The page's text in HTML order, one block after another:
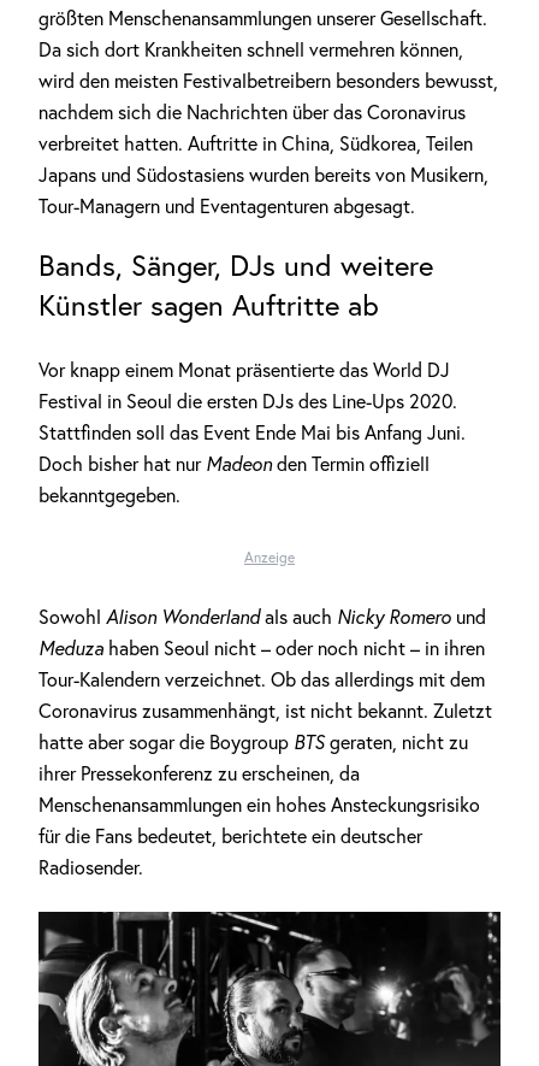
größten Menschenansammlungen unserer Gesellschaft.
Da sich dort Krankheiten schnell vermehren können,
wird den meisten Festivalbetreibern besonders bewusst,
nachdem sich die Nachrichten über das Coronavirus
verbreitet hatten. Auftritte in China, Südkorea, Teilen
Japans und Südostasiens wurden bereits von Musikern,
Tour-Managern und Eventagenturen abgesagt.
Bands, Sänger, DJs und weitere
Künstler sagen Auftritte ab
Vor knapp einem Monat präsentierte das World DJ
Festival in Seoul die ersten DJs des Line-Ups 2020.
Stattfinden soll das Event Ende Mai bis Anfang Juni.
Doch bisher hat nur Madeonden Termin offiziell
bekanntgegeben.
Anzeige
Sowohl Alison Wonderlandals auch Nicky Romero und
Meduza haben Seoul nicht – oder noch nicht – in ihren
Tour-Kalendern verzeichnet. Ob das allerdings mit dem
Coronavirus zusammenhängt, ist nicht bekannt. Zuletzt
hatte aber sogar die Boygroup BTSgeraten, nicht zu
ihrer Pressekonferenz zu erscheinen, da
Menschenansammlungen ein hohes Ansteckungsrisiko
für die Fans bedeutet, berichtete ein deutscher
Radiosender.